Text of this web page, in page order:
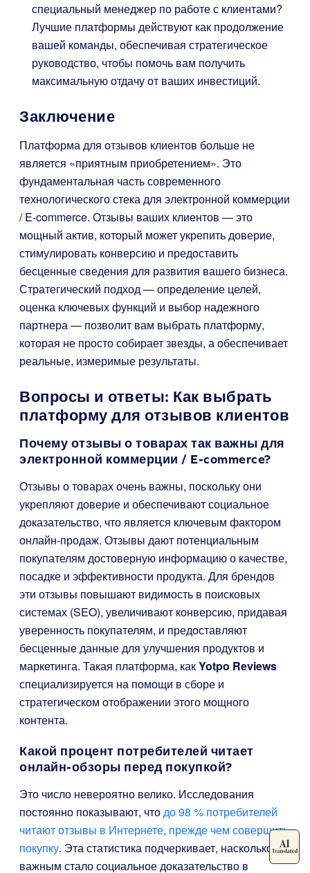
специальный менеджер по работе с клиентами?
Лучшие платформы действуют как продолжение
вашей команды, обеспечивая стратегическое
руководство, чтобы помочь вам получить
максимальную отдачу от ваших инвестиций.
Заключение
Платформа для отзывов клиентов больше не
является «приятным приобретением». Это
фундаментальная часть современного
технологического стека для электронной коммерции
/ E-commerce. Отзывы ваших клиентов — это
мощный актив, который может укрепить доверие,
стимулировать конверсию и предоставить
бесценные сведения для развития вашего бизнеса.
Стратегический подход — определение целей,
оценка ключевых функций и выбор надежного
партнера — позволит вам выбрать платформу,
которая не просто собирает звезды, а обеспечивает
реальные, измеримые результаты.
Вопросы и ответы: Как выбрать
платформу для отзывов клиентов
Почему отзывы о товарах так важны для
электронной коммерции / E-commerce?
Отзывы о товарах очень важны, поскольку они
укрепляют доверие и обеспечивают социальное
доказательство, что является ключевым фактором
онлайн-продаж. Отзывы дают потенциальным
покупателям достоверную информацию о качестве,
посадке и эффективности продукта. Для брендов
эти отзывы повышают видимость в поисковых
системах (SEO), увеличивают конверсию, придавая
уверенность покупателям, и предоставляют
бесценные данные для улучшения продуктов и
маркетинга. Такая платформа, какYotpo Reviews
специализируется на помощи в сборе и
стратегическом отображении этого мощного
контента.
Какой процент потребителей читает
онлайн-обзоры перед покупкой?
Это число невероятно велико. Исследования
постоянно показывают, чтодо 98 % потребителей
читают отзывы в Интернете, прежде чем совершить
покупку. Эта статистика подчеркивает, насколько
важным стало социальное доказательство в